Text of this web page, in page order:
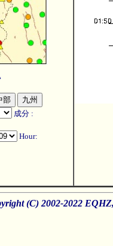
成分 :
Hour:
(C) 2002-2022